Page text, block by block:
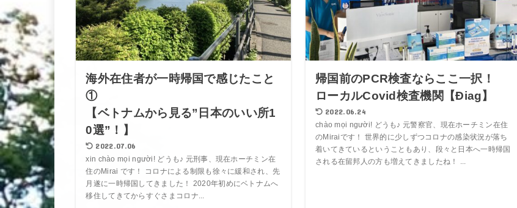
海外在住者が一時帰国で感じたこと
①
【ベトナムから見る”日本のいい所1
0選”！】
2022.07.06
xin chào mọi người! どうも♪ 元刑事、現在ホーチミン在
住のMirai です！ コロナによる制限も徐々に緩和され、先
月遂に一時帰国してきました！ 2020年初めにベトナムへ
移住してきてからすぐさまコロナ...
帰国前のPCR検査ならここ一択！
ローカルCovid検査機関【Điag】
2022.06.24
chào mọi người! どうも♪ 元警察官、現在ホーチミン在住
のMiraiです！ 世界的に少しずつコロナの感染状況が落ち
着いてきているということもあり、段々と日本へ一時帰国
される在留邦人の方も増えてきましたね！ ...